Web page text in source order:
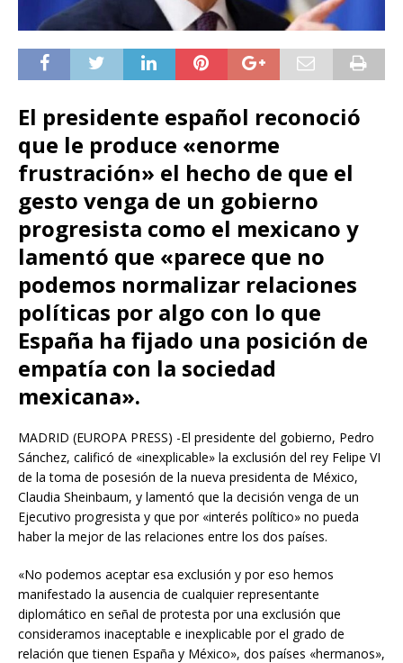
El presidente español reconoció
que le produce «enorme
frustración» el hecho de que el
gesto venga de un gobierno
progresista como el mexicano y
lamentó que «parece que no
podemos normalizar relaciones
políticas por algo con lo que
España ha fijado una posición de
empatía con la sociedad
mexicana».
MADRID (EUROPA PRESS) -El presidente del gobierno, Pedro
Sánchez, calificó de «inexplicable» la exclusión del rey Felipe VI
de la toma de posesión de la nueva presidenta de México,
Claudia Sheinbaum, y lamentó que la decisión venga de un
Ejecutivo progresista y que por «interés político» no pueda
haber la mejor de las relaciones entre los dos países.
«No podemos aceptar esa exclusión y por eso hemos
manifestado la ausencia de cualquier representante
diplomático en señal de protesta por una exclusión que
consideramos inaceptable e inexplicable por el grado de
relación que tienen España y México», dos países «hermanos»,